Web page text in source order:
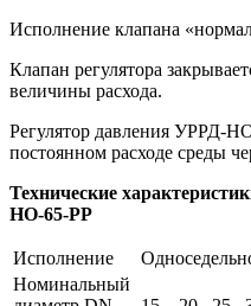
Исполнение клапана
Клапан регулятора
величины расхода.
Регулятор давления УРРД-
постоянном расходе среды
Технические
НО-65-РР
Исполнение
Номинальный